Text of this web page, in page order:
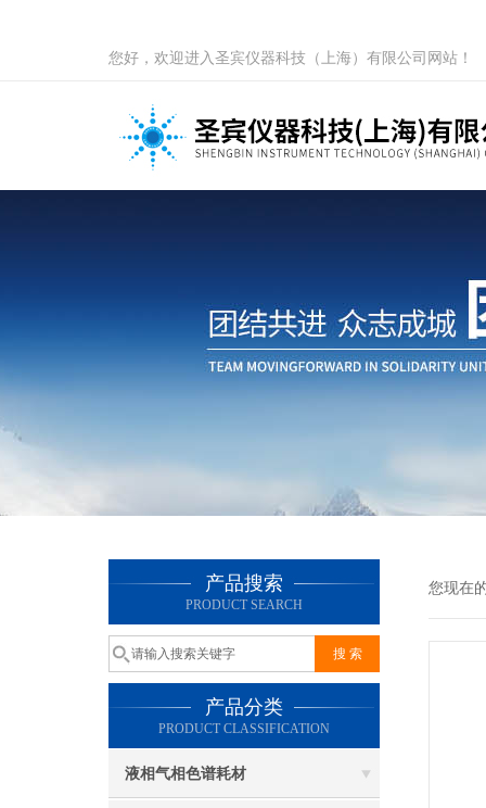
您好，欢迎进入圣宾仪器科技（上海）有限公司网站！
产品搜索
PRODUCT SEARCH
产品分类
PRODUCT CLASSIFICATION
液相气相色谱耗材
您现在